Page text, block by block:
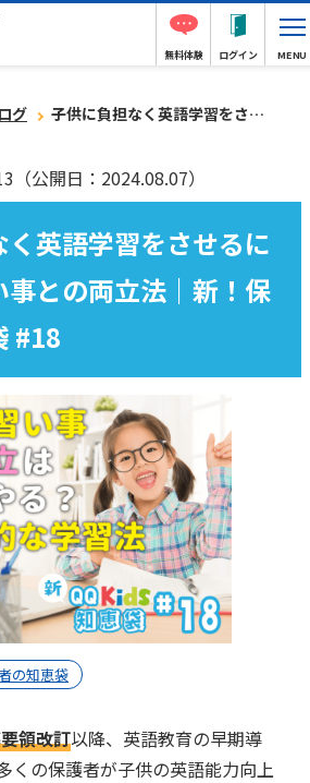
無料体験 ログイン MENU
グ 子供に負担なく英語学習をさせるには？他の習い事との両立法｜新！保護者の知恵袋 #18
（公開日：2024.08.07）
英語学習をさせるに
事との両立法｜新！保
#18
の知恵袋
領改訂以降、英語教育の早期導
くの保護者が子供の英語能力向上